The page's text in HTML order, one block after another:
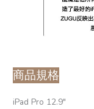
商品規格
iPad Pro 12.9″